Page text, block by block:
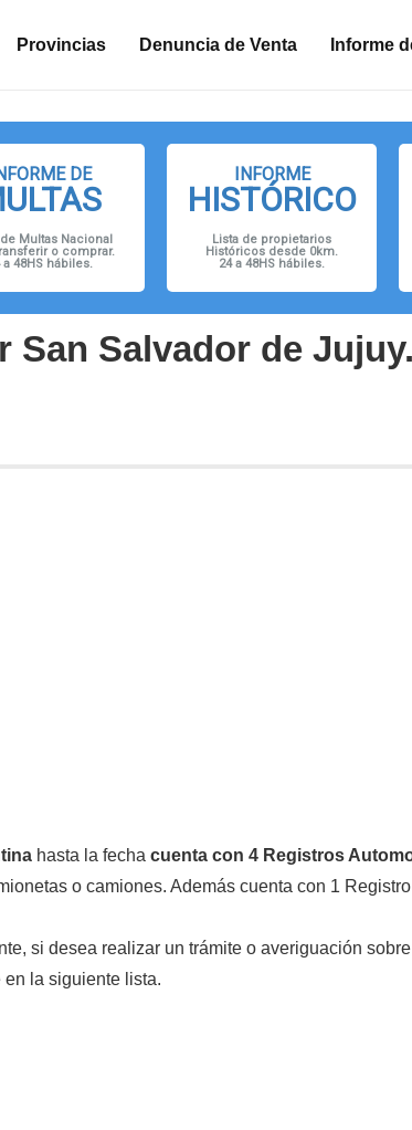
Provincias Denuncia de Venta Informe
DE
Multas Nacional
o comprar.
a 48HS hábiles.
INFORME
HISTÓRICO
Lista de propietarios
Históricos desde 0km.
24 a 48HS hábiles.
San Salvador de Jujuy.
hasta la fechacuenta con 4 Registros
o camiones. Además cuenta con 1
si desea realizar un trámite o averiguación
la siguiente lista.